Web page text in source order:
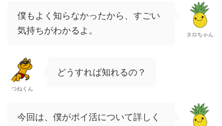
僕もよく知らなかったから、すごい
気持ちがわかるよ。
タロちゃん
つねくん
どうすれば知れるの？
今回は、僕がポイ活について詳しく